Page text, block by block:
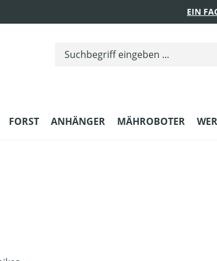
EIN
FORST ANHÄNGER MÄHROBOTER